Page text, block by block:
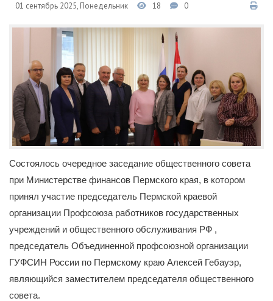
01 сентябрь 2025, Понедельник 18 0
Состоялось очередное заседание общественного совета
при Министерстве финансов Пермского края, в котором
принял участие председатель Пермской краевой
организации Профсоюза работников государственных
учреждений и общественного обслуживания РФ ,
председатель Объединенной профсоюзной организации
ГУФСИН России по Пермскому краю Алексей Гебауэр,
являющийся заместителем председателя общественного
совета.